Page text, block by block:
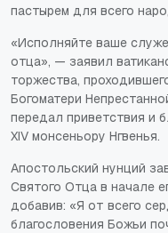
пастырем для всего
«Исполняйте ваше
отца», — заявил
торжества,
Богоматери
передал приветствия и
XIV монсеньору Нгвенья.
Апостольский нунций
Святого Отца в начале
добавив: «Я от всего
благословения Божьи